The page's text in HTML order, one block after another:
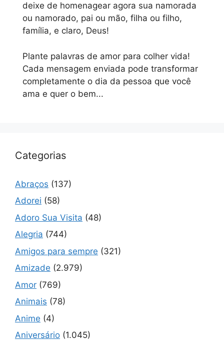
deixe de homenagear agora sua namorada
ou namorado, pai ou mão, filha ou filho,
família, e claro, Deus!
Plante palavras de amor para colher vida!
Cada mensagem enviada pode transformar
completamente o dia da pessoa que você
ama e quer o bem...
Categorias
Abraços (137)
Adorei (58)
Adoro Sua Visita (48)
Alegria (744)
Amigos para sempre (321)
Amizade (2.979)
Amor (769)
Animais (78)
Anime (4)
Aniversário (1.045)